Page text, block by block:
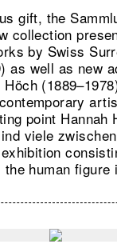
gift, the
collection
by Swiss
as well as new
point Hannah
viele
human figure